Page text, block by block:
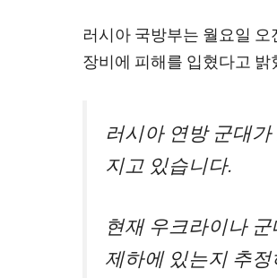
러시아 국방부는 월요일
장비에 피해를 입혔다고
러시아 연방 군대
지고 있습니다.
현재 우크라이나
제하에 있는지 추